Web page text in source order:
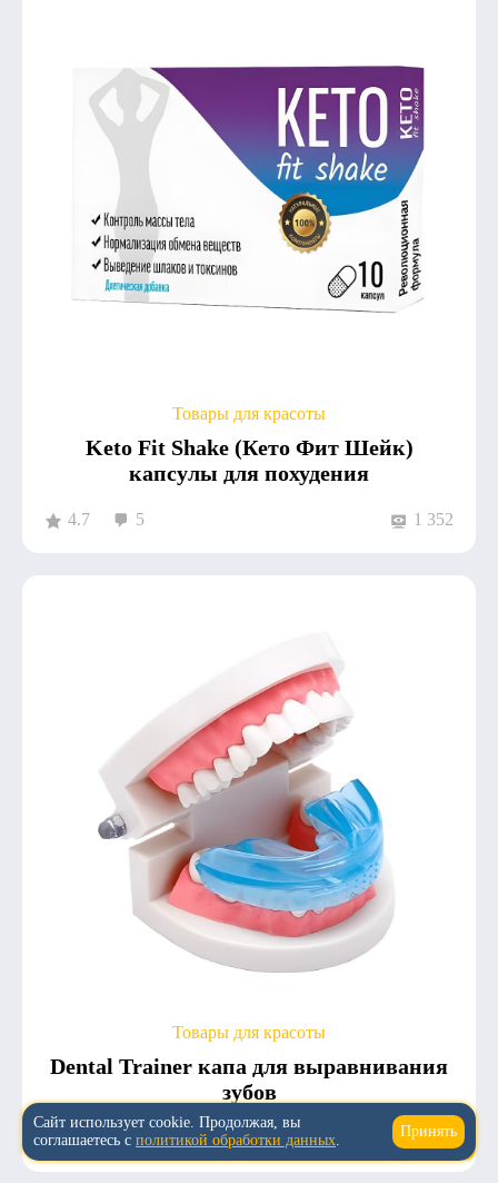
Товары для красоты
Keto Fit Shake (Кето Фит Шейк)
капсулы для похудения
4.7 5 1 352
Товары для красоты
Dental Trainer капа для выравнивания
зубов
5.0 3 1 540↑
Сайт использует cookie. Продолжая, вы
соглашаетесь с политикой обработки данных.
Принять